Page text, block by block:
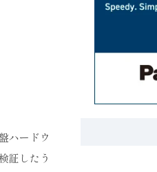
ハードウ
証したう